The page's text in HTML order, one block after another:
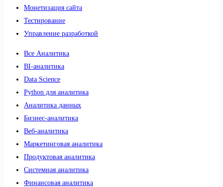
Монетизация сайта
Тестирование
Управление разработкой
Все Аналитика
BI-аналитика
Data Science
Python для аналитика
Аналитика данных
Бизнес-аналитика
Веб-аналитика
Маркетинговая аналитика
Продуктовая аналитика
Системная аналитика
Финансовая аналитика